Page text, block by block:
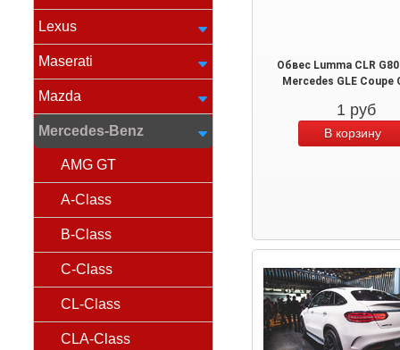
Lexus
Maserati
Mazda
Mercedes-Benz
AMG GT
A-Class
B-Class
C-Class
CL-Class
CLA-Class
Обвес Lumma CLR
Mercedes GLE Coupe
1 руб